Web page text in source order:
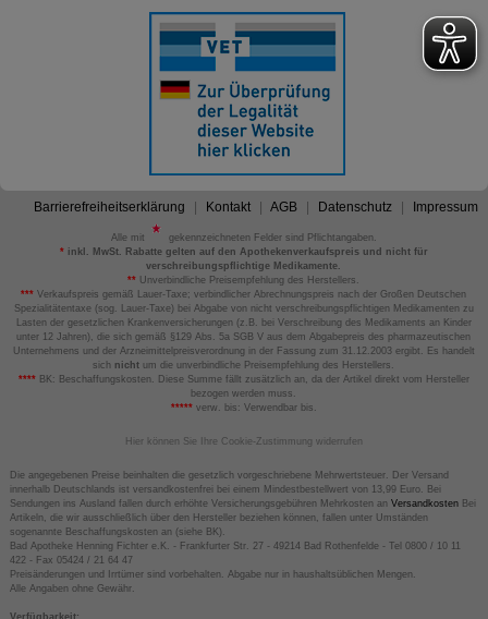
Barrierefreiheitserklärung Kontakt AGB Datenschutz Impressum
Alle mit
gekennzeichneten Felder sind Pflichtangaben.
*inkl. MwSt. Rabatte gelten auf den Apothekenverkaufspreis und nicht für
verschreibungspflichtige Medikamente.
** Unverbindliche Preisempfehlung des Herstellers.
*** Verkaufspreis gemäß Lauer-Taxe; verbindlicher Abrechnungspreis nach der Großen Deutschen
Spezialitätentaxe (sog. Lauer-Taxe) bei Abgabe von nicht verschreibungspflichtigen Medikamenten zu
Lasten der gesetzlichen Krankenversicherungen (z.B. bei Verschreibung des Medikaments an Kinder
unter 12 Jahren), die sich gemäß §129 Abs. 5a SGB V aus dem Abgabepreis des pharmazeutischen
Unternehmens und der Arzneimittelpreisverordnung in der Fassung zum 31.12.2003 ergibt. Es handelt
sich nicht um die unverbindliche Preisempfehlung des Herstellers.
****BK: Beschaffungskosten. Diese Summe fällt zusätzlich an, da der Artikel direkt vom Hersteller
bezogen werden muss.
*****verw. bis: Verwendbar bis.
Hier können Sie Ihre Cookie-Zustimmung widerrufen
Die angegebenen Preise beinhalten die gesetzlich vorgeschriebene Mehrwertsteuer. Der Versand
innerhalb Deutschlands ist versandkostenfrei bei einem Mindestbestellwert von 13,99 Euro. Bei
Sendungen ins Ausland fallen durch erhöhte Versicherungsgebühren Mehrkosten an VersandkostenBei
Artikeln, die wir ausschließlich über den Hersteller beziehen können, fallen unter Umständen
sogenannte Beschaffungskosten an (siehe BK).
Bad Apotheke Henning Fichter e.K. - Frankfurter Str. 27 - 49214 Bad Rothenfelde - Tel 0800 / 10 11
422 - Fax 05424 / 21 64 47
Preisänderungen und Irrtümer sind vorbehalten. Abgabe nur in haushaltsüblichen Mengen.
Alle Angaben ohne Gewähr.
Verfügbarkeit: